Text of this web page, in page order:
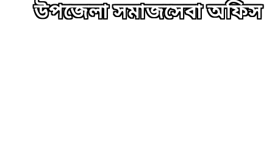
উপজেলা সমাজসেবা অফিস